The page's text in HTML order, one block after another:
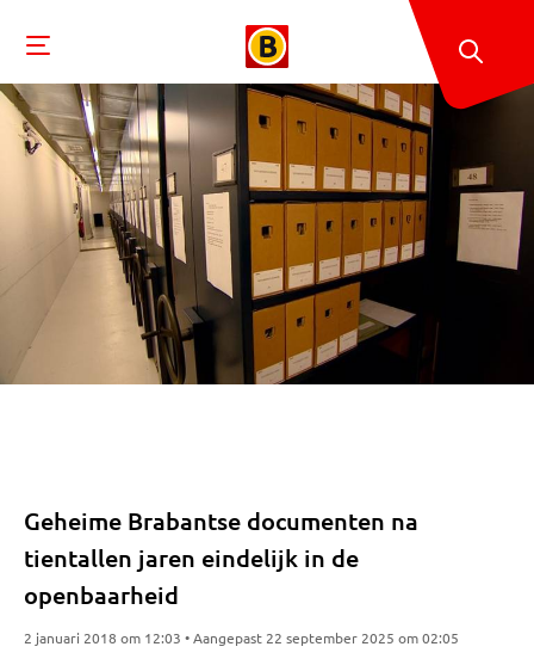
Geheime Brabantse documenten na
tientallen jaren eindelijk in de
openbaarheid
2 januari 2018 om 12:03 • Aangepast 22 september 2025 om 02:05